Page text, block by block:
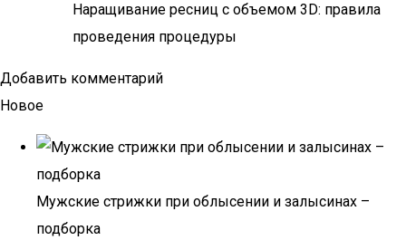
Наращивание ресниц с объемом 3D: правила
проведения процедуры
Добавить комментарий
Новое
Мужские стрижки при облысении и залысинах –
подборка